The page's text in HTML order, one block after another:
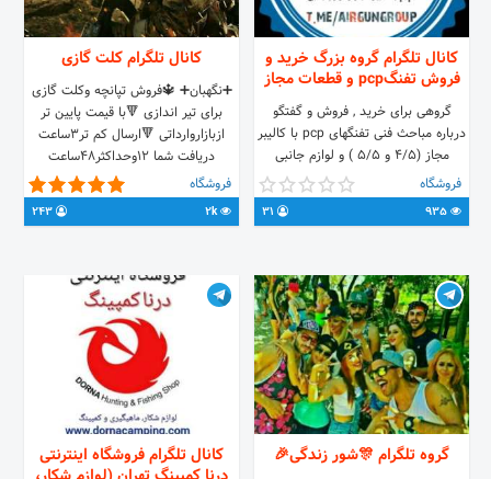
کانال تلگرام گروه بزرگ خرید و
فروش تفنگpcp و قطعات مجاز
گروهی برای خرید , فروش و گفتگو
درباره مباحث فنی تفنگهای pcp با کالیبر
مجاز (۴/۵ و ۵/۵ ) و لوازم جانبی
تفنگهای بادی (فقط کالیبر و قطعات
مجاز)🚔 درج لینک در آگهی ها اکیدا
ممنوع میباشد درج آگهی بدون
فروشگاه
کانال تلگرام کلت گازی
➕نگهبان➕ 🔱فروش تپانچه وکلت گازی
برای تیر اندازی 🔻با قیمت پایین تر
ازبازاروارداتی 🔻ارسال کم تر3ساعت
دریافت شما 12وحداکثر48ساعت
🔻هزینه ارسال کالابه عهده شما میباشد
🔴با دوسال سابقه درزمینه تپانچه ها
باشگاهی ورزشی ✅پشتیبانی 24
فروشگاه
2k
گروه تلگرام 🎊شور زندگی🎉
کانال تلگرام فروشگاه اینترنتی